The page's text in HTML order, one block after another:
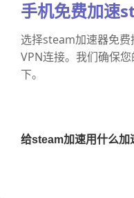
手机免费加速
选择steam加速器免
VPN连接。我们确保
下。
给steam加速用什么加